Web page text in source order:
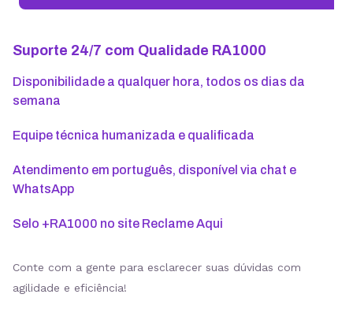
Suporte 24/7 com Qualidade RA1000
Disponibilidade a qualquer hora, todos os dias da
semana
Equipe técnica humanizada e qualificada
Atendimento em português, disponível via chat e
WhatsApp
Selo +RA1000 no site Reclame Aqui
Conte com a gente para esclarecer suas dúvidas com
agilidade e eficiência!